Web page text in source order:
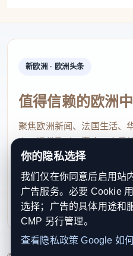
新欧洲 · 欧洲头条
值得信赖的欧洲
聚焦欧洲新闻、法国生活、
点，提供及时、真实、实用
速了解欧洲动态。
contact@xinouzhou.com
服务支持、版权与合作：工
利通知
你的隐私选择
我们仅在你同意后启用站
广告服务。必要 Cookie
选择；广告的具体用途和
CMP 另行管理。
查看隐私政策 Google 如